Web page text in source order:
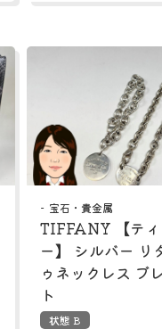
宝石・貴金属
TIFFANY 【ティ
ー】 シルバー リ
ゥネックレス ブ
ト
状態 B